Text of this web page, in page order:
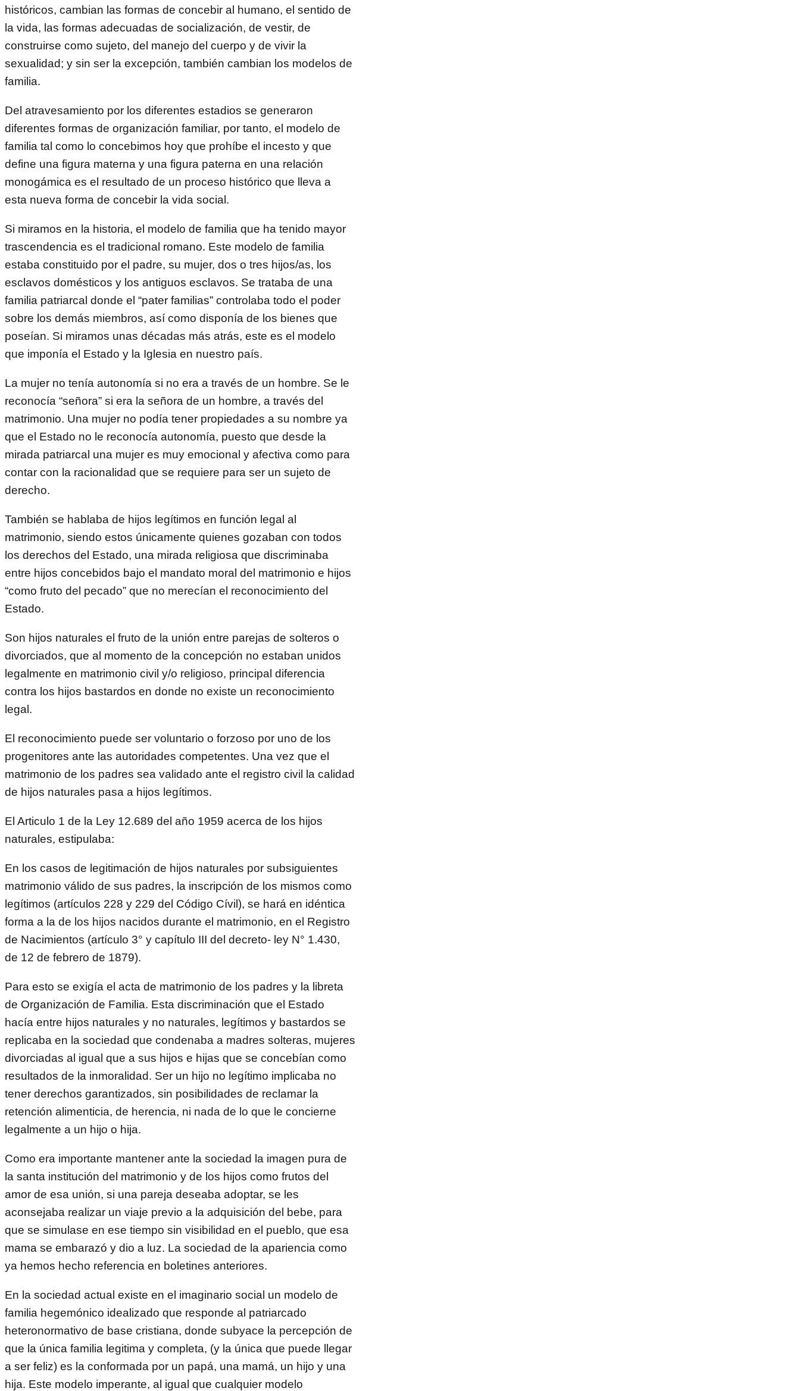
históricos, cambian las formas de concebir al humano, el sentido de
la vida, las formas adecuadas de socialización, de vestir, de
construirse como sujeto, del manejo del cuerpo y de vivir la
sexualidad; y sin ser la excepción, también cambian los modelos de
familia.
Del atravesamiento por los diferentes estadios se generaron
diferentes formas de organización familiar, por tanto, el modelo de
familia tal como lo concebimos hoy que prohíbe el incesto y que
define una figura materna y una figura paterna en una relación
monogámica es el resultado de un proceso histórico que lleva a
esta nueva forma de concebir la vida social.
Si miramos en la historia, el modelo de familia que ha tenido mayor
trascendencia es el tradicional romano. Este modelo de familia
estaba constituido por el padre, su mujer, dos o tres hijos/as, los
esclavos domésticos y los antiguos esclavos. Se trataba de una
familia patriarcal donde el “pater familias” controlaba todo el poder
sobre los demás miembros, así como disponía de los bienes que
poseían. Si miramos unas décadas más atrás, este es el modelo
que imponía el Estado y la Iglesia en nuestro país.
La mujer no tenía autonomía si no era a través de un hombre. Se le
reconocía “señora” si era la señora de un hombre, a través del
matrimonio. Una mujer no podía tener propiedades a su nombre ya
que el Estado no le reconocía autonomía, puesto que desde la
mirada patriarcal una mujer es muy emocional y afectiva como para
contar con la racionalidad que se requiere para ser un sujeto de
derecho.
También se hablaba de hijos legítimos en función legal al
matrimonio, siendo estos únicamente quienes gozaban con todos
los derechos del Estado, una mirada religiosa que discriminaba
entre hijos concebidos bajo el mandato moral del matrimonio e hijos
“como fruto del pecado” que no merecían el reconocimiento del
Estado.
Son hijos naturales el fruto de la unión entre parejas de solteros o
divorciados, que al momento de la concepción no estaban unidos
legalmente en matrimonio civil y/o religioso, principal diferencia
contra los hijos bastardos en donde no existe un reconocimiento
legal.
El reconocimiento puede ser voluntario o forzoso por uno de los
progenitores ante las autoridades competentes. Una vez que el
matrimonio de los padres sea validado ante el registro civil la calidad
de hijos naturales pasa a hijos legítimos.
El Articulo 1 de la Ley 12.689 del año 1959 acerca de los hijos
naturales, estipulaba:
En los casos de legitimación de hijos naturales por subsiguientes
matrimonio válido de sus padres, la inscripción de los mismos como
legítimos (artículos 228 y 229 del Código Cívil), se hará en idéntica
forma a la de los hijos nacidos durante el matrimonio, en el Registro
de Nacimientos (artículo 3° y capítulo III del decreto- ley N° 1.430,
de 12 de febrero de 1879).
Para esto se exigía el acta de matrimonio de los padres y la libreta
de Organización de Familia. Esta discriminación que el Estado
hacía entre hijos naturales y no naturales, legítimos y bastardos se
replicaba en la sociedad que condenaba a madres solteras, mujeres
divorciadas al igual que a sus hijos e hijas que se concebían como
resultados de la inmoralidad. Ser un hijo no legítimo implicaba no
tener derechos garantizados, sin posibilidades de reclamar la
retención alimenticia, de herencia, ni nada de lo que le concierne
legalmente a un hijo o hija.
Como era importante mantener ante la sociedad la imagen pura de
la santa institución del matrimonio y de los hijos como frutos del
amor de esa unión, si una pareja deseaba adoptar, se les
aconsejaba realizar un viaje previo a la adquisición del bebe, para
que se simulase en ese tiempo sin visibilidad en el pueblo, que esa
mama se embarazó y dio a luz. La sociedad de la apariencia como
ya hemos hecho referencia en boletines anteriores.
En la sociedad actual existe en el imaginario social un modelo de
familia hegemónico idealizado que responde al patriarcado
heteronormativo de base cristiana, donde subyace la percepción de
que la única familia legitima y completa, (y la única que puede llegar
a ser feliz) es la conformada por un papá, una mamá, un hijo y una
hija. Este modelo imperante, al igual que cualquier modelo